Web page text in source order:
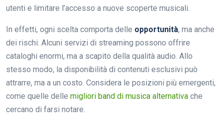
utenti e limitare l’accesso a nuove scoperte musicali.
In effetti, ogni scelta comporta delle opportunità, ma anche
dei rischi. Alcuni servizi di streaming possono offrire
cataloghi enormi, ma a scapito della qualità audio. Allo
stesso modo, la disponibilità di contenuti esclusivi può
attrarre, ma a un costo. Considera le posizioni più emergenti,
come quelle delle migliori band di musica alternativa che
cercano di farsi notare.